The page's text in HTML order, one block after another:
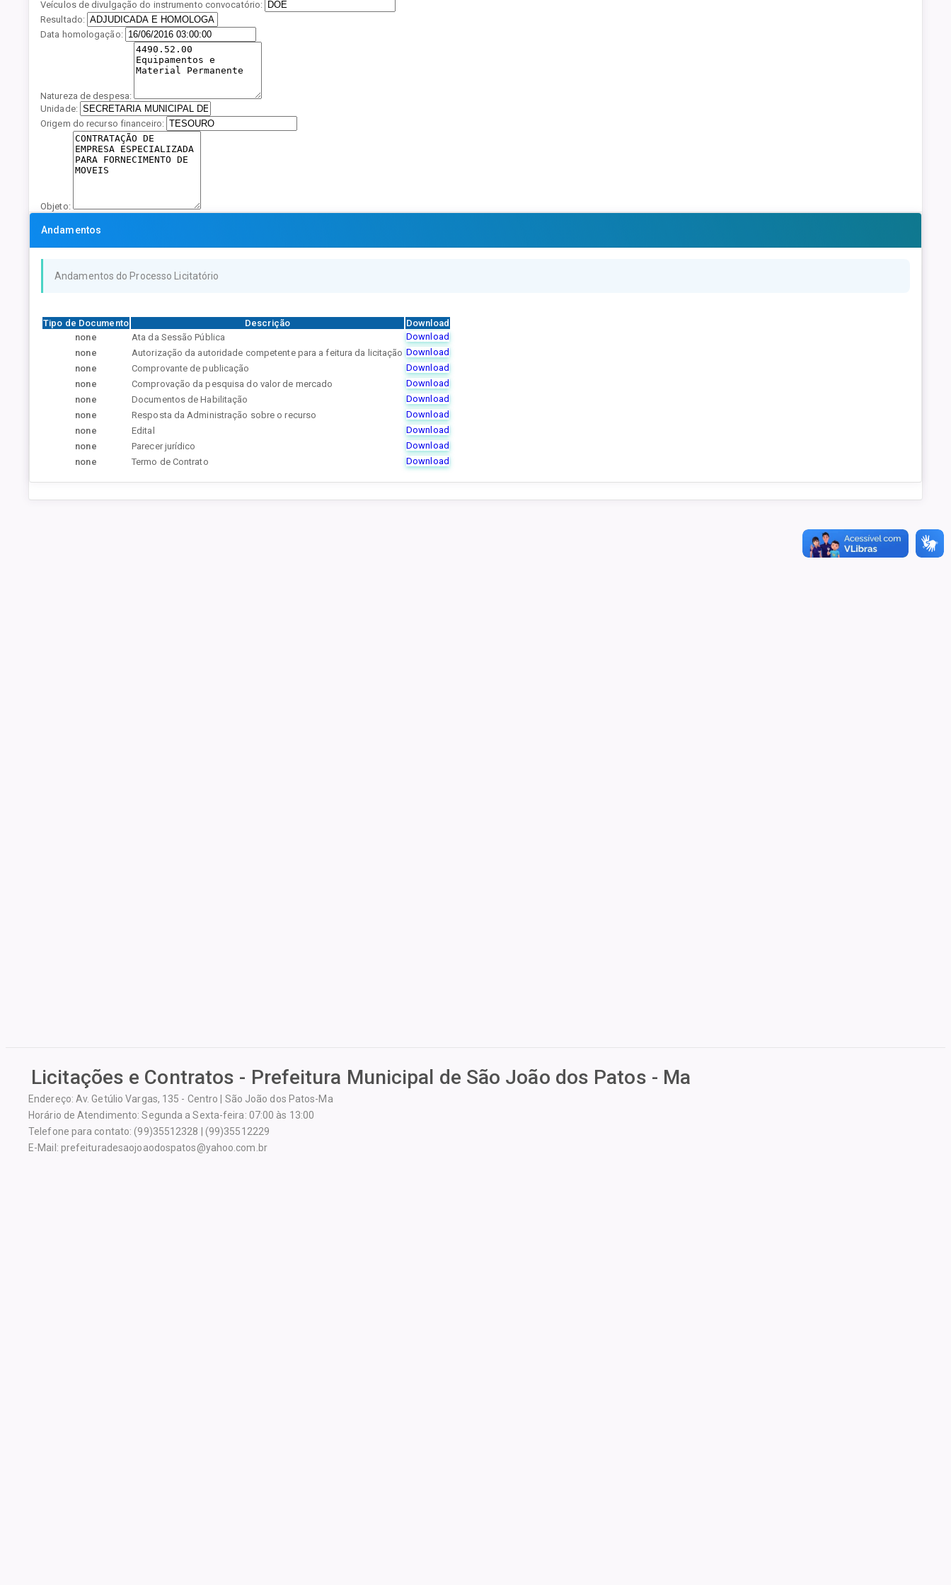
Veículos de divulgação do instrumento convocatório:
Resultado:
Data homologação:
Natureza de despesa:
Unidade:
Origem do recurso financeiro:
Objeto:
Andamentos
Andamentos do Processo Licitatório
Tipo de Documento Descrição
Download
none
Ata da Sessão Pública
Download
none
Autorização da autoridade competente para a feitura da licitação Download
none
Comprovante de publicação
Download
none
Comprovação da pesquisa do valor de mercado
Download
none
Documentos de Habilitação
Download
none
Resposta da Administração sobre o recurso
Download
none
Edital
Download
none
Parecer jurídico
Download
none
Termo de Contrato Download
Licitações e Contratos - Prefeitura Municipal de São João dos Patos - Ma
Endereço: Av. Getúlio Vargas, 135 - Centro | São João dos Patos-Ma
Horário de Atendimento: Segunda a Sexta-feira: 07:00 às 13:00
Telefone para contato: (99)35512328 | (99)35512229
E-Mail: prefeituradesaojoaodospatos@yahoo.com.br